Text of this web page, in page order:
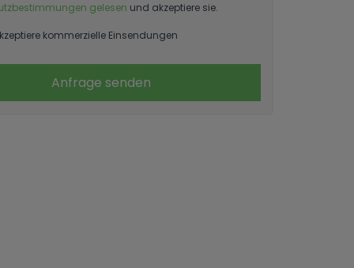
gelesen und akzeptiere sie.
kommerzielle Einsendungen
Anfrage senden